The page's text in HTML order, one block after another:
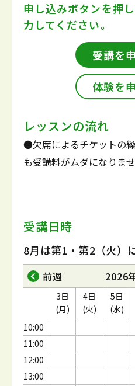
申し込みボタンを押
力してください。
受講を
体験を
レッスンの流れ
●欠席によるチケットの
も受講料がムダになりませ
受講日時
8月は第1・第2（火）
前週 2026
10:00
11:00
12:00
13:00
3日
(月)
4日
(火)
5日
(水)